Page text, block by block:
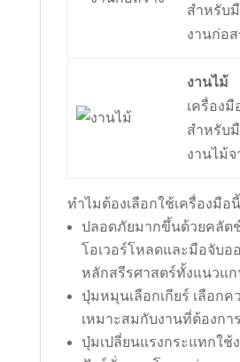
สำหรับ
งานก่อ
งานไม้
เครื่องมื
สำหรับ
งานไม้
ทำไมต้องเลือกใช้เครื่องมือนี้
ปลอดภัยมากขึ้นด้วยคลัต
โอเวอร์โหลดและมือจับอ
หลักสรีรศาสตร์ทั้งแนวแ
ปุ่มหมุนเลือกเกียร์ เลือกค
เหมาะสมกับงานที่ต้องการ
ปุ่มเปลี่ยนแรงกระแทกใช้